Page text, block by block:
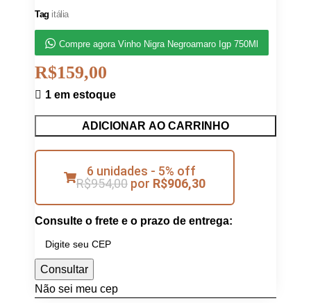
Tag itália
Compre agora Vinho Nigra Negroamaro Igp 750Ml
R$159,00
1 em estoque
ADICIONAR AO CARRINHO
6 unidades - 5% off
R$954,00 por R$906,30
Consulte o frete e o prazo de entrega:
Consultar
Não sei meu cep